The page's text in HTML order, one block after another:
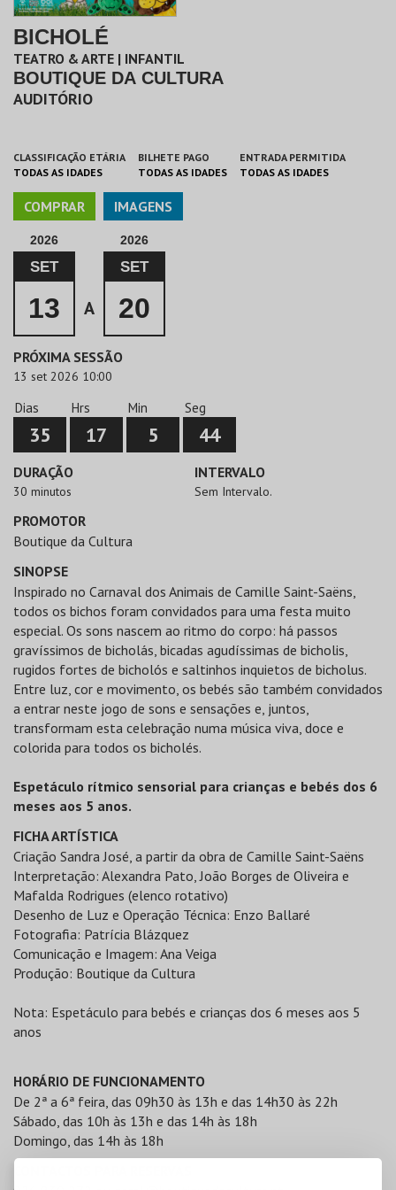
BICHOLÉ
TEATRO & ARTE | INFANTIL
BOUTIQUE DA CULTURA
AUDITÓRIO
CLASSIFICAÇÃO ETÁRIA
TODAS AS IDADES
BILHETE PAGO
TODAS AS IDADES
ENTRADA PERMITIDA
TODAS AS IDADES
COMPRAR IMAGENS
2026
SET
13 A
2026
SET
20
PRÓXIMA SESSÃO
13 set 2026 10:00
Dias
35
Hrs
17
Min
5
Seg
44
DURAÇÃO
30 minutos
INTERVALO
Sem Intervalo.
PROMOTOR
Boutique da Cultura
SINOPSE
Inspirado no Carnaval dos Animais de Camille Saint-Saëns,
todos os bichos foram convidados para uma festa muito
especial. Os sons nascem ao ritmo do corpo: há passos
gravíssimos de bicholás, bicadas agudíssimas de bicholis,
rugidos fortes de bicholós e saltinhos inquietos de bicholus.
Entre luz, cor e movimento, os bebés são também convidados
a entrar neste jogo de sons e sensações e, juntos,
transformam esta celebração numa música viva, doce e
colorida para todos os bicholés.
Espetáculo rítmico sensorial para crianças e bebés dos 6
meses aos 5 anos.
FICHA ARTÍSTICA
Criação Sandra José, a partir da obra de Camille Saint-Saëns
Interpretação: Alexandra Pato, João Borges de Oliveira e
Mafalda Rodrigues (elenco rotativo)
Desenho de Luz e Operação Técnica: Enzo Ballaré
Fotografia: Patrícia Blázquez
Comunicação e Imagem: Ana Veiga
Produção: Boutique da Cultura
Nota: Espetáculo para bebés e crianças dos 6 meses aos 5
anos
HORÁRIO DE FUNCIONAMENTO
De 2ª a 6ª feira, das 09h30 às 13h e das 14h30 às 22h
Sábado, das 10h às 13h e das 14h às 18h
Domingo, das 14h às 18h